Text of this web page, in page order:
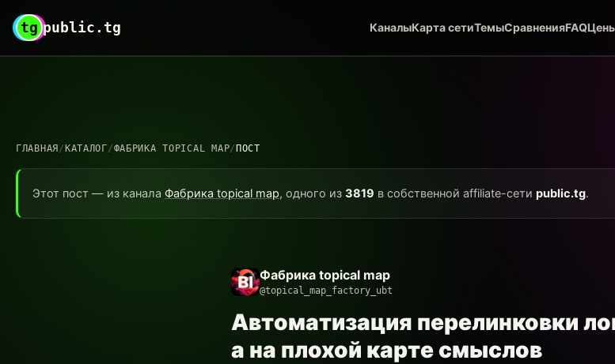
tg public.tg КаналыКарта сетиТемыСравненияFAQ
ГЛАВНАЯ / КАТАЛОГ/ФАБРИКА TOPICAL MAP/ ПОСТ
Этот пост — из канала Фабрика topical map, одного из 3819 в собственной affiliate-сети public.tg.
Фабрика topical map
@topical_map_factory_ubt
Автоматизация перелинковки
а на плохой карте смыслов